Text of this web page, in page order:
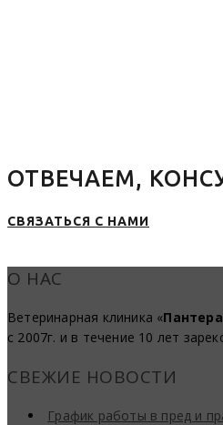
ОТВЕЧАЕМ,
СВЯЗАТЬСЯ С НАМИ
О НАС
Ветеринарная клиника «Пантера
с 2007г. и в течение 10 лет
СВЕЖИЕ НОВОСТИ
График работы в пред и